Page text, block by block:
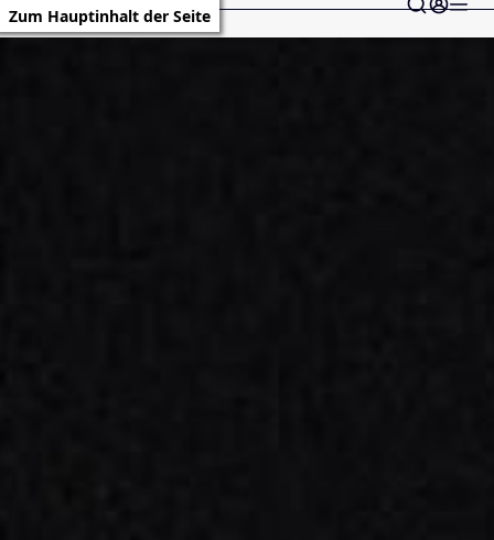
Zum Hauptinhalt der Seite